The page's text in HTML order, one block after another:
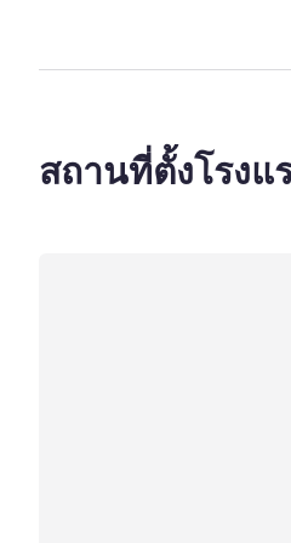
สถานที่ตั้งโรงแ